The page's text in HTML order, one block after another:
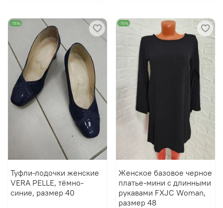
-75%
Туфли-лодочки женские
VERA PELLE, тёмно-
синие, размер 40
-75%
Женское базовое черное
платье-мини с длинными
рукавами FXJC Woman,
размер 48